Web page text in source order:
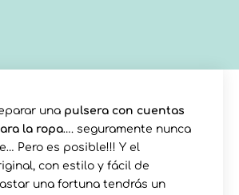
una pulsera con cuentas
la ropa…. seguramente nunca
Pero es posible!!! Y el
con estilo y fácil de
una fortuna tendrás un